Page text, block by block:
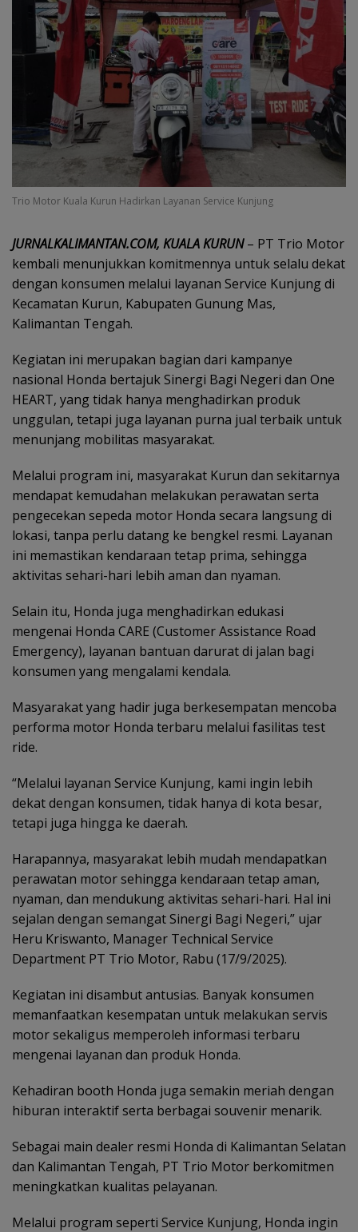
Trio Motor Kuala Kurun Hadirkan Layanan Service Kunjung
JURNALKALIMANTAN.COM, KUALA KURUN– PT Trio Motor
kembali menunjukkan komitmennya untuk selalu dekat
dengan konsumen melalui layanan Service Kunjung di
Kecamatan Kurun, Kabupaten Gunung Mas,
Kalimantan Tengah.
Kegiatan ini merupakan bagian dari kampanye
nasional Honda bertajuk Sinergi Bagi Negeri dan One
HEART, yang tidak hanya menghadirkan produk
unggulan, tetapi juga layanan purna jual terbaik untuk
menunjang mobilitas masyarakat.
Melalui program ini, masyarakat Kurun dan sekitarnya
mendapat kemudahan melakukan perawatan serta
pengecekan sepeda motor Honda secara langsung di
lokasi, tanpa perlu datang ke bengkel resmi. Layanan
ini memastikan kendaraan tetap prima, sehingga
aktivitas sehari-hari lebih aman dan nyaman.
Selain itu, Honda juga menghadirkan edukasi
mengenai Honda CARE (Customer Assistance Road
Emergency), layanan bantuan darurat di jalan bagi
konsumen yang mengalami kendala.
Masyarakat yang hadir juga berkesempatan mencoba
performa motor Honda terbaru melalui fasilitas test
ride.
“Melalui layanan Service Kunjung, kami ingin lebih
dekat dengan konsumen, tidak hanya di kota besar,
tetapi juga hingga ke daerah.
Harapannya, masyarakat lebih mudah mendapatkan
perawatan motor sehingga kendaraan tetap aman,
nyaman, dan mendukung aktivitas sehari-hari. Hal ini
sejalan dengan semangat Sinergi Bagi Negeri,” ujar
Heru Kriswanto, Manager Technical Service
Department PT Trio Motor, Rabu (17/9/2025).
Kegiatan ini disambut antusias. Banyak konsumen
memanfaatkan kesempatan untuk melakukan servis
motor sekaligus memperoleh informasi terbaru
mengenai layanan dan produk Honda.
Kehadiran booth Honda juga semakin meriah dengan
hiburan interaktif serta berbagai souvenir menarik.
Sebagai main dealer resmi Honda di Kalimantan Selatan
dan Kalimantan Tengah, PT Trio Motor berkomitmen
meningkatkan kualitas pelayanan.
Melalui program seperti Service Kunjung, Honda ingin